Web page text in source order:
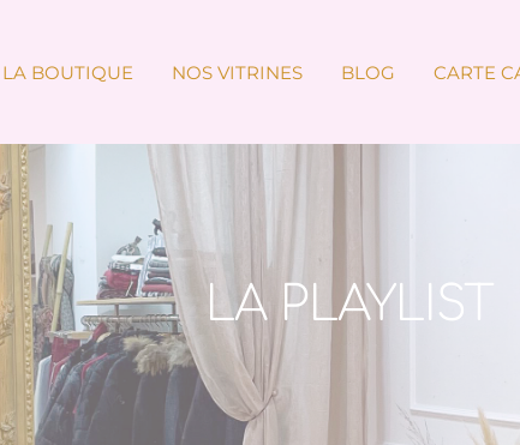
LA BOUTIQUE NOS VITRINES BLOG CARTE
LA PLAYLIST
Accueil